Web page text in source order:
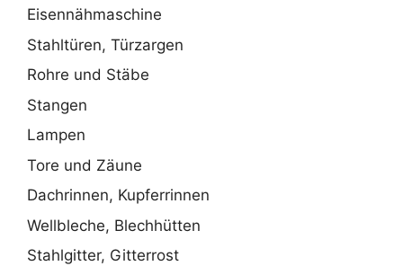
Eisennähmaschine
Stahltüren, Türzargen
Rohre und Stäbe
Stangen
Lampen
Tore und Zäune
Dachrinnen, Kupferrinnen
Wellbleche, Blechhütten
Stahlgitter, Gitterrost